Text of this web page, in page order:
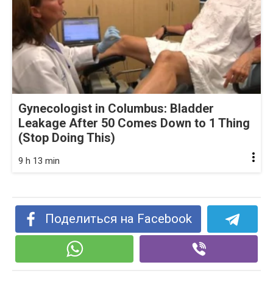
Gynecologist in Columbus: Bladder
Leakage After 50 Comes Down to 1 Thing
(Stop Doing This)
9 h 13 min
Поделиться на Facebook